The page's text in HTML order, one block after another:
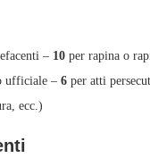
– 10 per rapina o
ufficiale – 6 per atti
ecc.)